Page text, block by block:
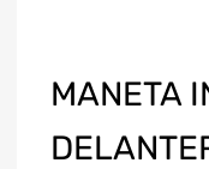
MANETA